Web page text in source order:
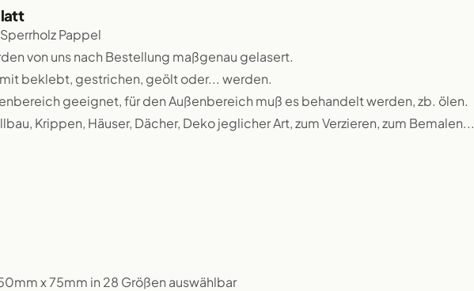
Pappel
von uns nach Bestellung maßgenau gelasert.
beklebt, gestrichen, geölt oder... werden.
geeignet, für den Außenbereich muß es behandelt werden, zb. ölen.
Krippen, Häuser, Dächer, Deko jeglicher Art, zum Verzieren, zum Bemalen...
x 75mm in 28 Größen auswählbar